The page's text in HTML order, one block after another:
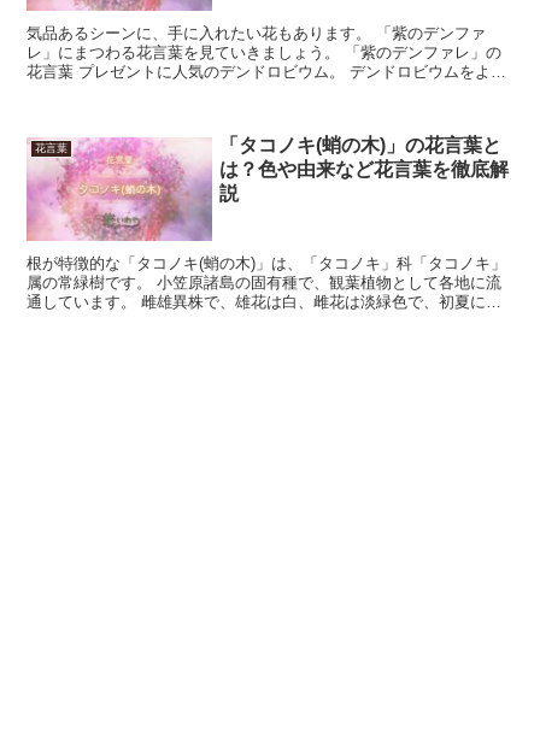
気品あるシーンに、手に入れたい花もあります。 「紫のデンファ
レ」にまつわる花言葉を見ていきましょう。 「紫のデンファレ」の
花言葉 プレゼントに人気のデンドロビウム。 デンドロビウムをより
花言葉
「タコノキ(蛸の木)」の花言葉と
は？色や由来など花言葉を徹底解
説
根が特徴的な「タコノキ(蛸の木)」は、「タコノキ」科「タコノキ」
属の常緑樹です。 小笠原諸島の固有種で、観葉植物として各地に流
通しています。 雌雄異株で、雄花は白、雌花は淡緑色で、初夏に開